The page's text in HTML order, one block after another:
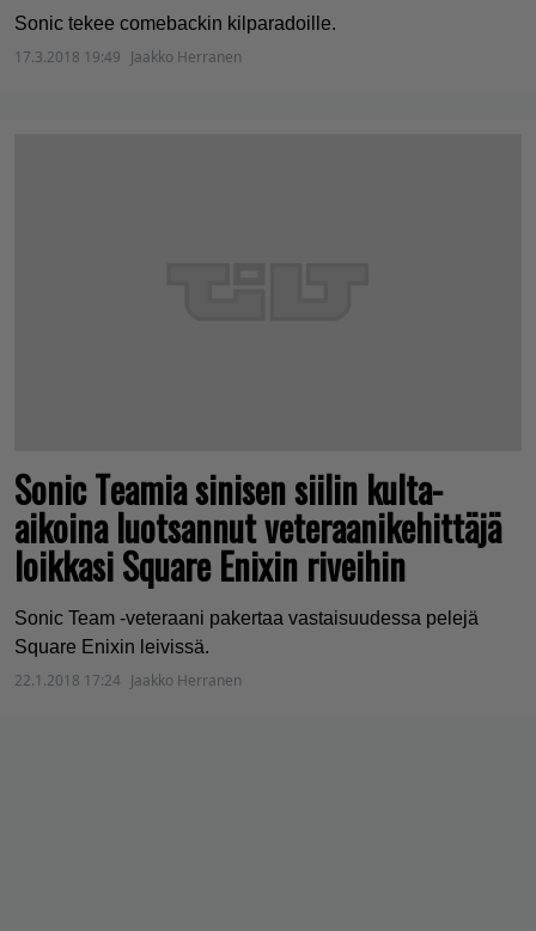
Sonic tekee comebackin kilparadoille.
17.3.2018 19:49 Jaakko Herranen
Sonic Teamia sinisen siilin kulta-
aikoina luotsannut veteraanikehittäjä
loikkasi Square Enixin riveihin
Sonic Team -veteraani pakertaa vastaisuudessa pelejä
Square Enixin leivissä.
22.1.2018 17:24 Jaakko Herranen